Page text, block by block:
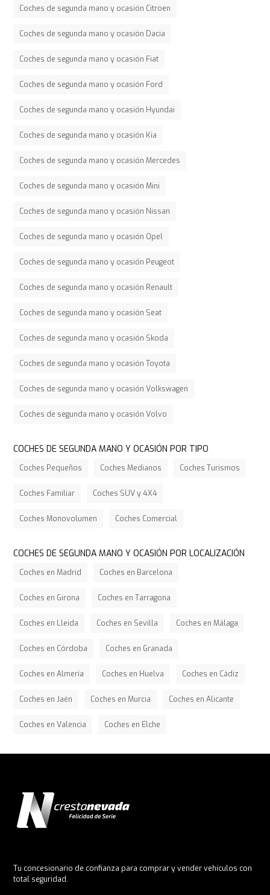
Coches de segunda mano y ocasión Citroen
Coches de segunda mano y ocasión Dacia
Coches de segunda mano y ocasión Fiat
Coches de segunda mano y ocasión Ford
Coches de segunda mano y ocasión Hyundai
Coches de segunda mano y ocasión Kia
Coches de segunda mano y ocasión Mercedes
Coches de segunda mano y ocasión Mini
Coches de segunda mano y ocasión Nissan
Coches de segunda mano y ocasión Opel
Coches de segunda mano y ocasión Peugeot
Coches de segunda mano y ocasión Renault
Coches de segunda mano y ocasión Seat
Coches de segunda mano y ocasión Skoda
Coches de segunda mano y ocasión Toyota
Coches de segunda mano y ocasión Volkswagen
Coches de segunda mano y ocasión Volvo
COCHES DE SEGUNDA MANO Y OCASIÓN POR TIPO
Coches Pequeños Coches Medianos Coches Turismos
Coches Familiar Coches SUV y 4X4
Coches Monovolumen Coches Comercial
COCHES DE SEGUNDA MANO Y OCASIÓN POR LOCALIZACIÓN
Coches en Madrid Coches en Barcelona
Coches en Girona Coches en Tarragona
Coches en Lleida Coches en Sevilla Coches en Málaga
Coches en Córdoba Coches en Granada
Coches en Almería Coches en Huelva Coches en Cádiz
Coches en Jaén Coches en Murcia Coches en Alicante
Coches en Valencia Coches en Elche
Tu concesionario de confianza para comprar y vender vehículos con
total seguridad.